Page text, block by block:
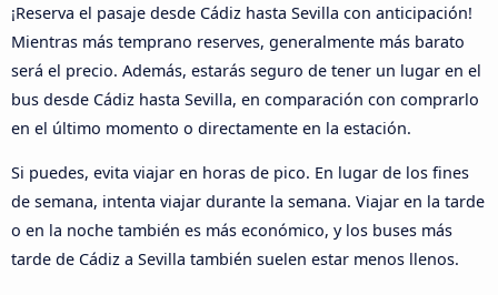
¡Reserva el pasaje desde Cádiz hasta Sevilla con anticipación!
Mientras más temprano reserves, generalmente más barato
será el precio. Además, estarás seguro de tener un lugar en el
bus desde Cádiz hasta Sevilla, en comparación con comprarlo
en el último momento o directamente en la estación.
Si puedes, evita viajar en horas de pico. En lugar de los fines
de semana, intenta viajar durante la semana. Viajar en la tarde
o en la noche también es más económico, y los buses más
tarde de Cádiz a Sevilla también suelen estar menos llenos.